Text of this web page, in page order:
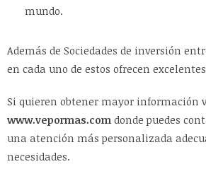
mundo.
Además de Sociedades de inversión
en cada uno de estos ofrecen
Si quieren obtener mayor información
www.vepormas.com donde puedes
una atención más personalizada
necesidades.